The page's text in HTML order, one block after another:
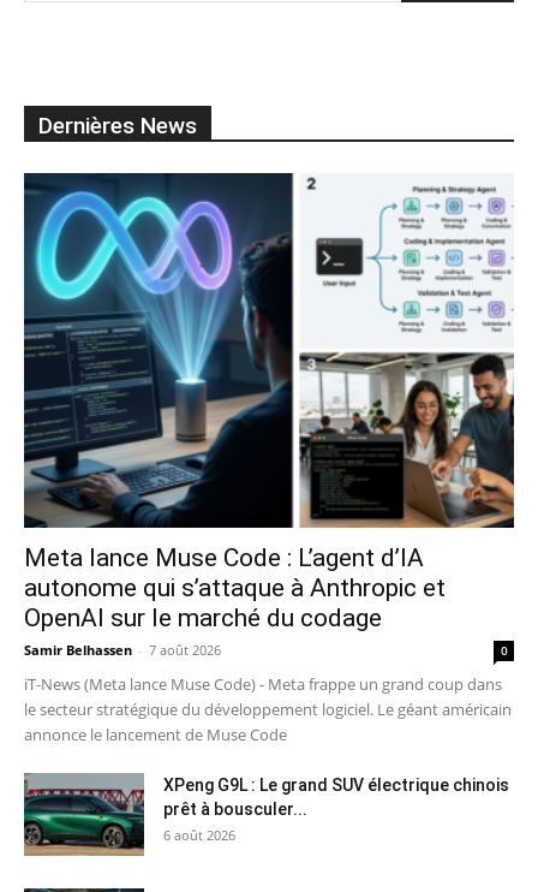
Dernières News
Meta lance Muse Code : L’agent d’IA
autonome qui s’attaque à Anthropic et
OpenAI sur le marché du codage
Samir Belhassen - 7 août 2026 0
iT-News (Meta lance Muse Code) - Meta frappe un grand coup dans
le secteur stratégique du développement logiciel. Le géant américain
annonce le lancement de Muse Code
XPeng G9L : Le grand SUV électrique chinois
prêt à bousculer...
6 août 2026